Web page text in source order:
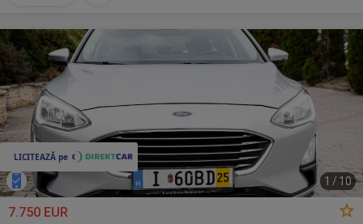
1 / 10
7.750 EUR